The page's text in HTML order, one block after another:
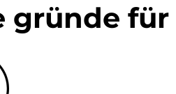
gründe